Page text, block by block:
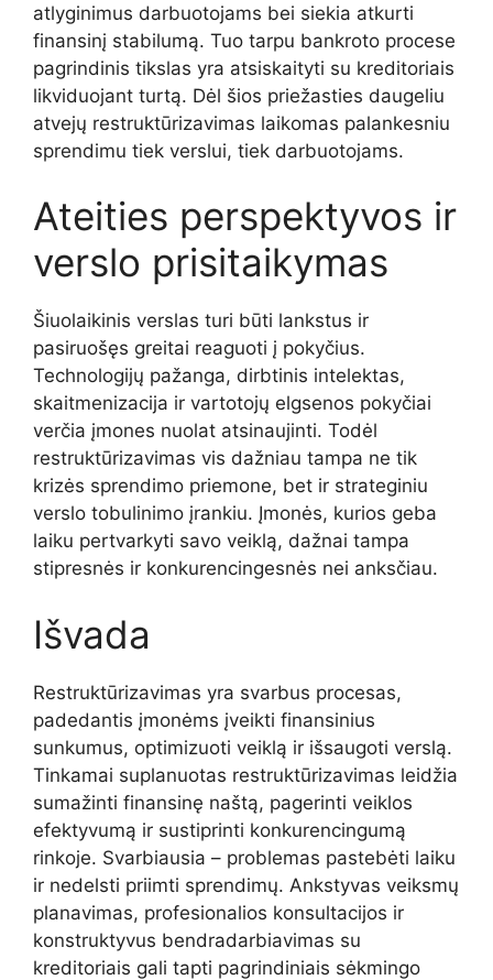
atlyginimus darbuotojams bei siekia atkurti
finansinį stabilumą. Tuo tarpu bankroto procese
pagrindinis tikslas yra atsiskaityti su kreditoriais
likviduojant turtą. Dėl šios priežasties daugeliu
atvejų restruktūrizavimas laikomas palankesniu
sprendimu tiek verslui, tiek darbuotojams.
Ateities perspektyvos ir
verslo prisitaikymas
Šiuolaikinis verslas turi būti lankstus ir
pasiruošęs greitai reaguoti į pokyčius.
Technologijų pažanga, dirbtinis intelektas,
skaitmenizacija ir vartotojų elgsenos pokyčiai
verčia įmones nuolat atsinaujinti. Todėl
restruktūrizavimas vis dažniau tampa ne tik
krizės sprendimo priemone, bet ir strateginiu
verslo tobulinimo įrankiu. Įmonės, kurios geba
laiku pertvarkyti savo veiklą, dažnai tampa
stipresnės ir konkurencingesnės nei anksčiau.
Išvada
Restruktūrizavimas yra svarbus procesas,
padedantis įmonėms įveikti finansinius
sunkumus, optimizuoti veiklą ir išsaugoti verslą.
Tinkamai suplanuotas restruktūrizavimas leidžia
sumažinti finansinę naštą, pagerinti veiklos
efektyvumą ir sustiprinti konkurencingumą
rinkoje. Svarbiausia – problemas pastebėti laiku
ir nedelsti priimti sprendimų. Ankstyvas veiksmų
planavimas, profesionalios konsultacijos ir
konstruktyvus bendradarbiavimas su
kreditoriais gali tapti pagrindiniais sėkmingo